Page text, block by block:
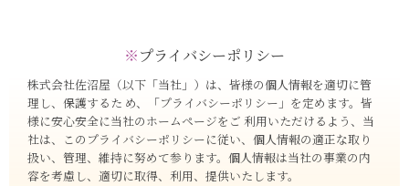
※プライバシーポリシー
株式会社佐沼屋（以下「当社」）は、皆様の個人情報を適切に管
理し、保護するた め、「プライバシーポリシー」を定めます。皆
様に安心安全に当社のホームページをご 利用いただけるよう、当
社は、このプライバシーポリシーに従い、個人情報の適正な取り
扱い、管理、維持に努めて参ります。個人情報は当社の事業の内
容を考慮し、適切に取得、利用、提供いたします。